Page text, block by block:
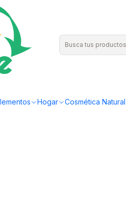
Hogar Cosmética Natural
- Cafe en grano 500g